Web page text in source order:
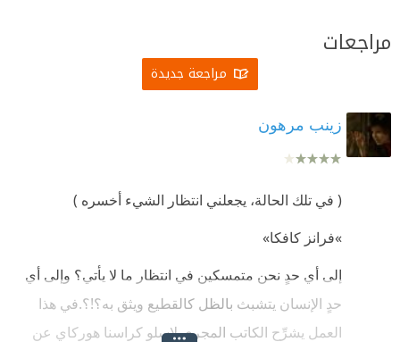
مراجعات
مراجعة جديدة
زينب مرهون
( في تلك الحالة، يجعلني انتظار الشيء أخسره )
«فرانز كافكا»
إلى أي حدٍ نحن متمسكين في انتظار ما لا يأتي؟ وإلى أي
حدٍ الإنسان يتشبث بالظل كالقطيع ويثق به؟!؟.في هذا
العمل يشرِّح الكاتب المجري لاسلو كراسنا هوركاي عن